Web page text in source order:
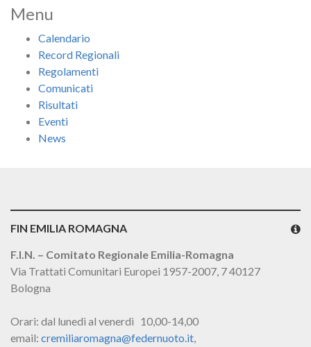
Menu
Calendario
Record Regionali
Regolamenti
Comunicati
Risultati
Eventi
News
FIN EMILIA ROMAGNA
F.I.N. – Comitato Regionale Emilia-Romagna
Via Trattati Comunitari Europei 1957-2007, 7 40127
Bologna
Orari: dal lunedì al venerdì 10,00-14,00
email: cremiliaromagna@federnuoto.it,